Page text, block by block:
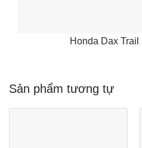
Honda Dax Trail
Sản phẩm tương tự